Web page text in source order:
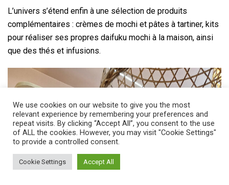
L’univers s’étend enfin à une sélection de produits
complémentaires : crèmes de mochi et pâtes à tartiner, kits
pour réaliser ses propres daifuku mochi à la maison, ainsi
que des thés et infusions.
We use cookies on our website to give you the most
relevant experience by remembering your preferences and
repeat visits. By clicking “Accept All”, you consent to the use
of ALL the cookies. However, you may visit "Cookie Settings"
to provide a controlled consent.
Cookie Settings Accept All